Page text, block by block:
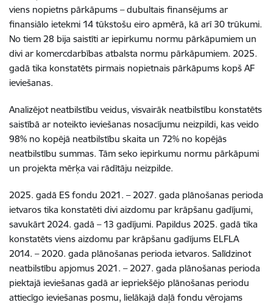
viens nopietns pārkāpums – dubultais finansējums ar
finansiālo ietekmi 14 tūkstošu eiro apmērā, kā arī 30 trūkumi.
No tiem 28 bija saistīti ar iepirkumu normu pārkāpumiem un
divi ar komercdarbības atbalsta normu pārkāpumiem. 2025.
gadā tika konstatēts pirmais nopietnais pārkāpums kopš AF
ieviešanas.
Analizējot neatbilstību veidus, visvairāk neatbilstību konstatēts
saistībā ar noteikto ieviešanas nosacījumu neizpildi, kas veido
98% no kopējā neatbilstību skaita un 72% no kopējās
neatbilstību summas. Tām seko iepirkumu normu pārkāpumi
un projekta mērķa vai rādītāju neizpilde.
2025. gadā ES fondu 2021. – 2027. gada plānošanas perioda
ietvaros tika konstatēti divi aizdomu par krāpšanu gadījumi,
savukārt 2024. gadā – 13 gadījumi. Papildus 2025. gadā tika
konstatēts viens aizdomu par krāpšanu gadījums ELFLA
2014. – 2020. gada plānošanas perioda ietvaros. Salīdzinot
neatbilstību apjomus 2021. – 2027. gada plānošanas perioda
piektajā ieviešanas gadā ar iepriekšējo plānošanas periodu
attiecīgo ieviešanas posmu, lielākajā daļā fondu vērojams